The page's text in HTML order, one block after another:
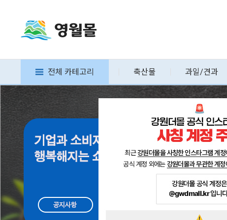
전체 카테고리 축산물 과일/견과